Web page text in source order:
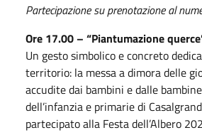
Partecipazione su prenotazione al
Ore 17.00 – “Piantumazione
Un gesto simbolico e concreto
territorio: la messa a dimora delle
accudite dai bambini e dalle
dell’infanzia e primarie di
partecipato alla Festa dell’Albero